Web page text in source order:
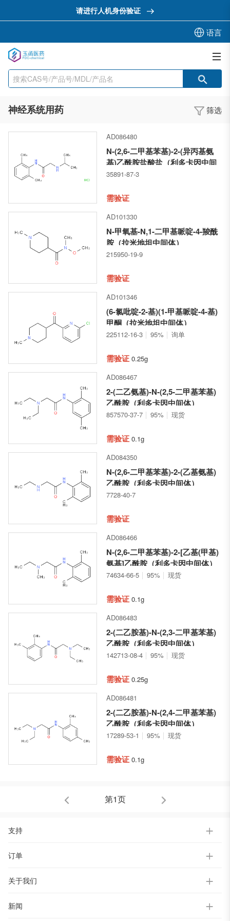
请进行人机身份验证
语言
神经系统用药 筛选
AD086480
N-(2,6-二甲基苯基)-2-(异丙基氨
基)乙酰胺盐酸盐（利多卡因中间
体）
35891-87-3
需验证
AD101330
N-甲氧基-N,1-二甲基哌啶-4-羧酰
胺（拉米地坦中间体）
215950-19-9
需验证
AD101346
(6-氯吡啶-2-基)(1-甲基哌啶-4-基)
甲酮（拉米地坦中间体）
225112-16-3 95% 询单
需验证 0.25g
AD086467
2-(二乙氨基)-N-(2,5-二甲基苯基)
乙酰胺（利多卡因中间体）
857570-37-7 95% 现货
需验证 0.1g
AD084350
N-(2,6-二甲基苯基)-2-(乙基氨基)
乙酰胺（利多卡因中间体）
7728-40-7
需验证
AD086466
N-(2,6-二甲基苯基)-2-[乙基(甲基)
氨基]乙酰胺（利多卡因中间体）
74634-66-5 95% 现货
需验证 0.1g
AD086483
2-(二乙胺基)-N-(2,3-二甲基苯基)
乙酰胺（利多卡因中间体）
142713-08-4 95% 现货
需验证 0.25g
AD086481
2-(二乙胺基)-N-(2,4-二甲基苯基)
乙酰胺（利多卡因中间体）
17289-53-1 95% 现货
需验证 0.1g
第1页
支持
订单
关于我们
新闻